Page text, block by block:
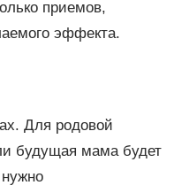
приемов,
эффекта.
Для родовой
будущая мама будет